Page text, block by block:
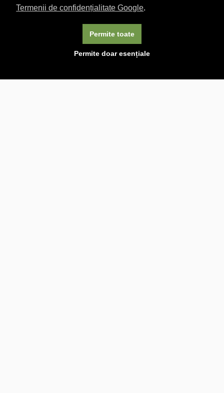
Termenii de confidențialitate Google.
Permite doar esențiale
Permite toate
exprimați acordul asupra folosirii cookie-urilor.